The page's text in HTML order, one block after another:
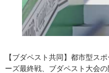
【ブダペスト共同】都市型ス
ーズ最終戦、ブダペスト大会